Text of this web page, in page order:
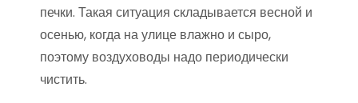
печки. Такая ситуация складывается весной и
осенью, когда на улице влажно и сыро,
поэтому воздуховоды надо периодически
чистить.